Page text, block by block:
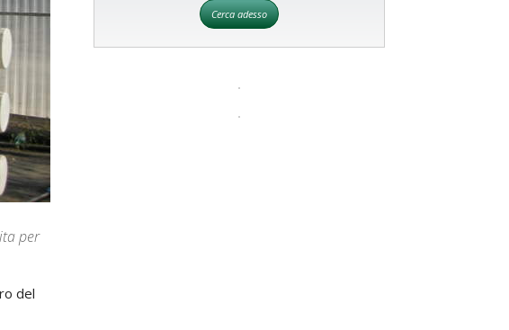
per
del
Cerca adesso